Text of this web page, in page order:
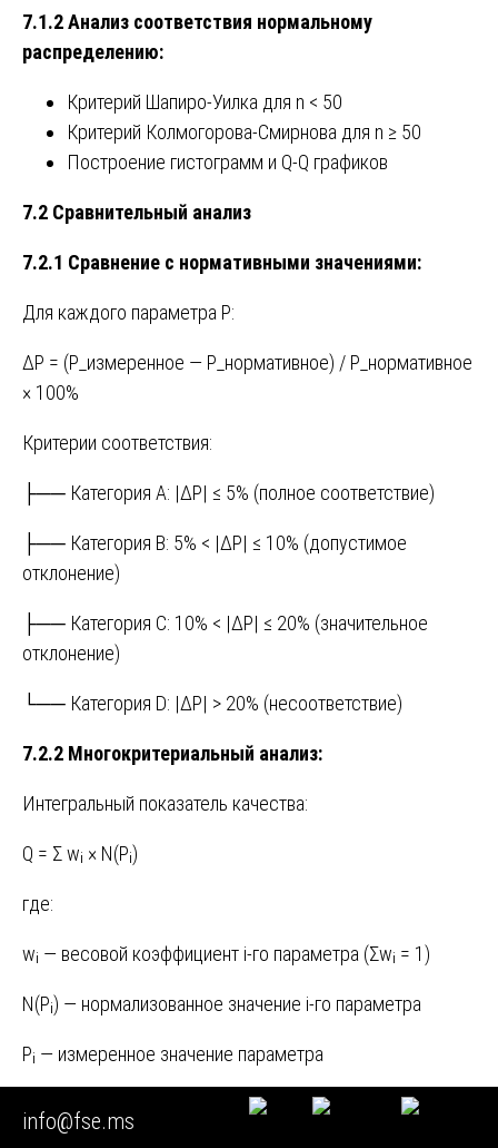
7.1.2 Анализ соответствия нормальному
распределению:
Критерий Шапиро-Уилка для n < 50
Критерий Колмогорова-Смирнова для n ≥ 50
Построение гистограмм и Q-Q графиков
7.2 Сравнительный анализ
7.2.1 Сравнение с нормативными значениями:
Для каждого параметра P:
ΔP = (P_измеренное — P_нормативное) / P_нормативное
× 100%
Критерии соответствия:
├── Категория A: |ΔP| ≤ 5% (полное соответствие)
├── Категория B: 5% < |ΔP| ≤ 10% (допустимое
отклонение)
├── Категория C: 10% < |ΔP| ≤ 20% (значительное
отклонение)
└── Категория D: |ΔP| > 20% (несоответствие)
7.2.2 Многокритериальный анализ:
Интегральный показатель качества:
Q = Σ wᵢ × N(Pᵢ)
где:
wᵢ — весовой коэффициент i-го параметра (Σwᵢ = 1)
N(Pᵢ) — нормализованное значение i-го параметра
Pᵢ — измеренное значение параметра
8.0 ФОРМИРОВАНИЕ ТЕХНИЧЕСКОГО ЗАКЛЮЧЕНИЯ
info@fse.ms